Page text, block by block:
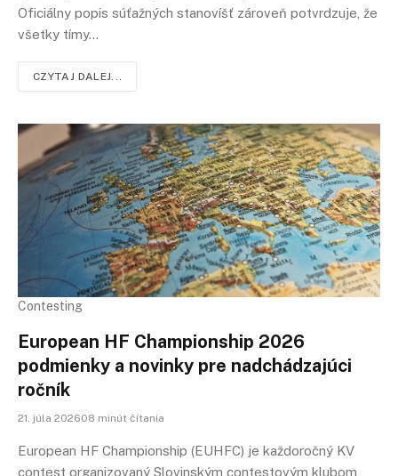
Oficiálny popis súťažných stanovíšť zároveň potvrdzuje, že
všetky tímy…
CZYTAJ DALEJ...
Contesting
European HF Championship 2026
podmienky a novinky pre nadchádzajúci
ročník
21. júla 202608 minút čítania
European HF Championship (EUHFC) je každoročný KV
contest organizovaný Slovinským contestovým klubom